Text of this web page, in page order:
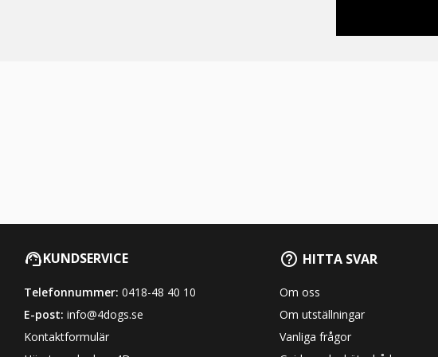
KUNDSERVICE
Telefonnummer: 0418-48 40 10
E-post: info@4dogs.se
Kontaktformulär
HITTA SVAR
Om oss
Om utställningar
Vanliga frågor